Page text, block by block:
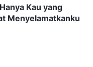
Kau yang
Menyelamatkanku